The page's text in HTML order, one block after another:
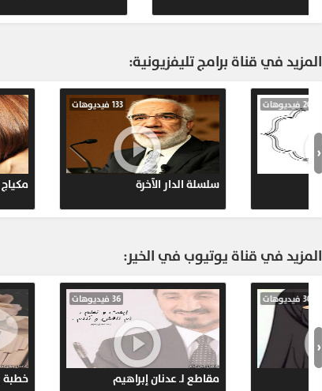
المزيد في قناة برامج تليفزيونية:
برنامج مسافر مع القرآن "
28 فيديوهات 20 فيديوهات
‹
المزيد في قناة يوتيوب في الخير:
رحلة الى الدار الآخرة
66 فيديوهات
نصائح للمرأة المسلمة
30 فيديوهات
‹